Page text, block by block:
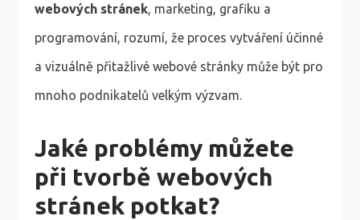
webových stránek, marketing, grafiku a
programování, rozumí, že proces vytváření účinné
a vizuálně přitažlivé webové stránky může být pro
mnoho podnikatelů velkým výzvam.
Jaké problémy můžete
při tvorbě webových
stránek potkat?